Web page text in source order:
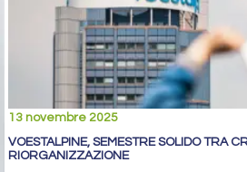
13 novembre 2025
VOESTALPINE, SEMESTRE SOLIDO TRA
RIORGANIZZAZIONE